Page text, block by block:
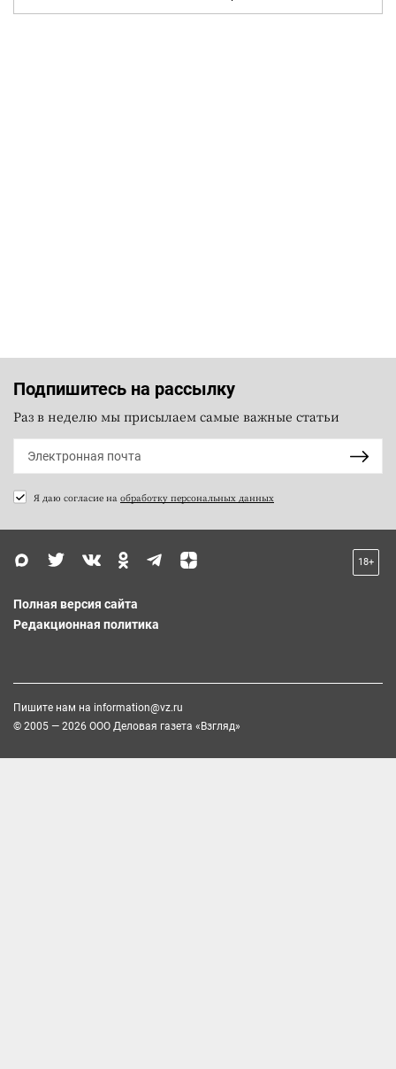
Подпишитесь на рассылку
Раз в неделю мы присылаем самые важные статьи
Я даю согласие на обработку персональных данных
18+
Полная версия сайта
Редакционная политика
Пишите нам на information@vz.ru
© 2005 — 2026 ООО Деловая газета «Взгляд»